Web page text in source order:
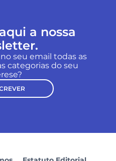
a nossa
seu email todas as
categorias do seu